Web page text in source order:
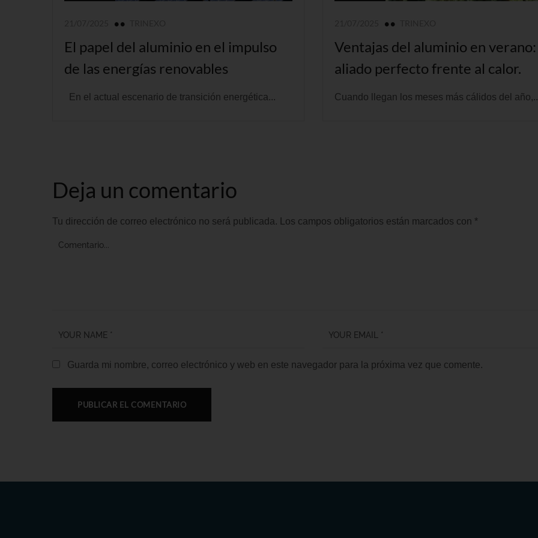
El papel del aluminio en el impulso
de las energías renovables
En el actual escenario de transición energética...
Ventajas del aluminio en
aliado perfecto frente al calor.
Cuando llegan los meses más cálidos del
Deja un comentario
Tu dirección de correo electrónico no será publicada. Los campos obligatorios están marcados con *
Guarda mi nombre, correo electrónico y web en este navegador para la próxima vez que comente.